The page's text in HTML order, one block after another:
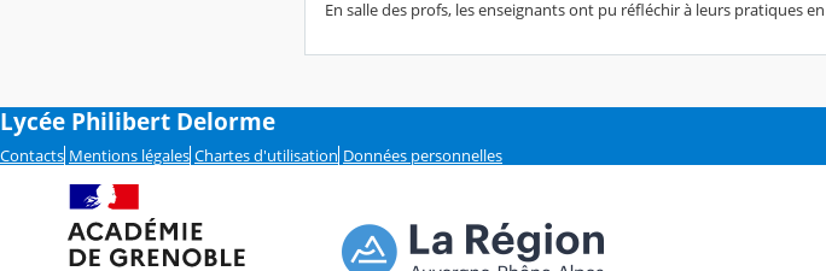
En salle des profs, les enseignants ont pu réfléchir à leurs pratiques
Lycée Philibert Delorme
Contacts Mentions légales Chartes d'utilisation Données personnelles